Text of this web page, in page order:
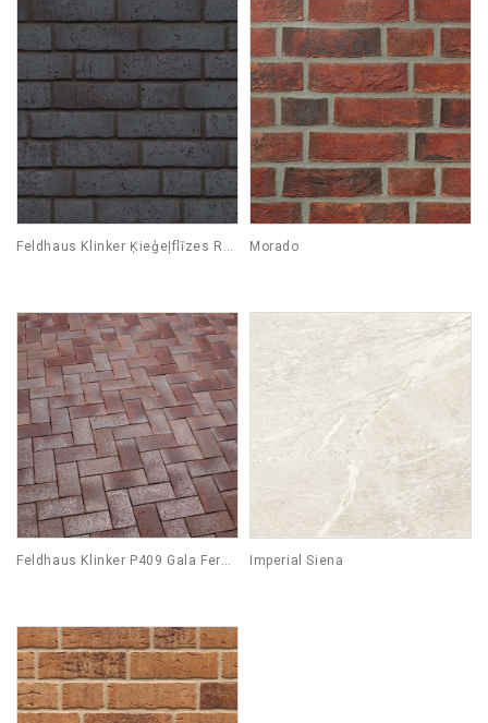
Feldhaus Klinker Ķieģeļflīzes R777 Morado
Feldhaus Klinker P409 Gala Ferrum Imperial Siena